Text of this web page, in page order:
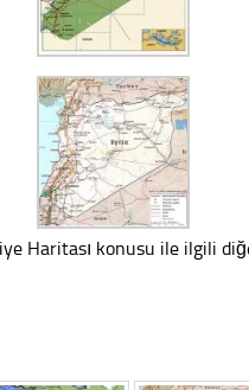
Haritası konusu ile ilgili